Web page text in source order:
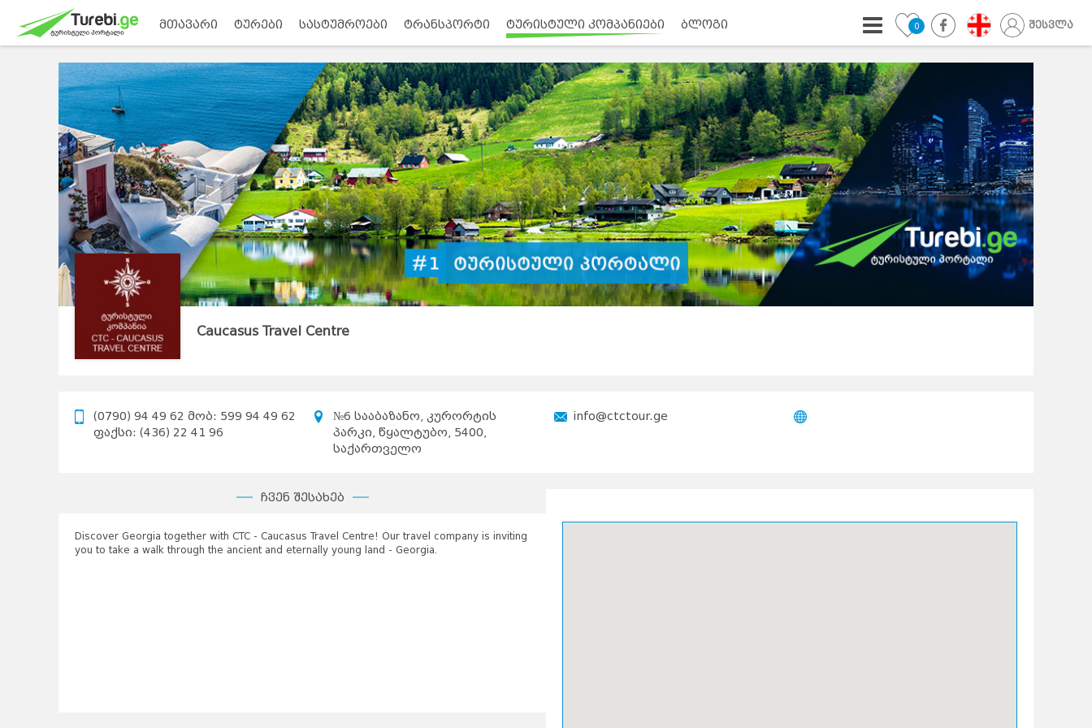
მთავარი ტურები სასტუმროები ტრანსპორტი ტურისტული კომპანიები ბლოგი 0 შესვლა
Caucasus Travel Centre
(0790) 94 49 62 მობ: 599 94 49 62
ფაქსი: (436) 22 41 96
№6 სააბაზანო, კურორტის
პარკი, წყალტუბო, 5400,
საქართველო
info@ctctour.ge
ჩვენ შესახებ
Discover Georgia together with CTC - Caucasus Travel Centre! Our travel company is inviting
you to take a walk through the ancient and eternally young land - Georgia.